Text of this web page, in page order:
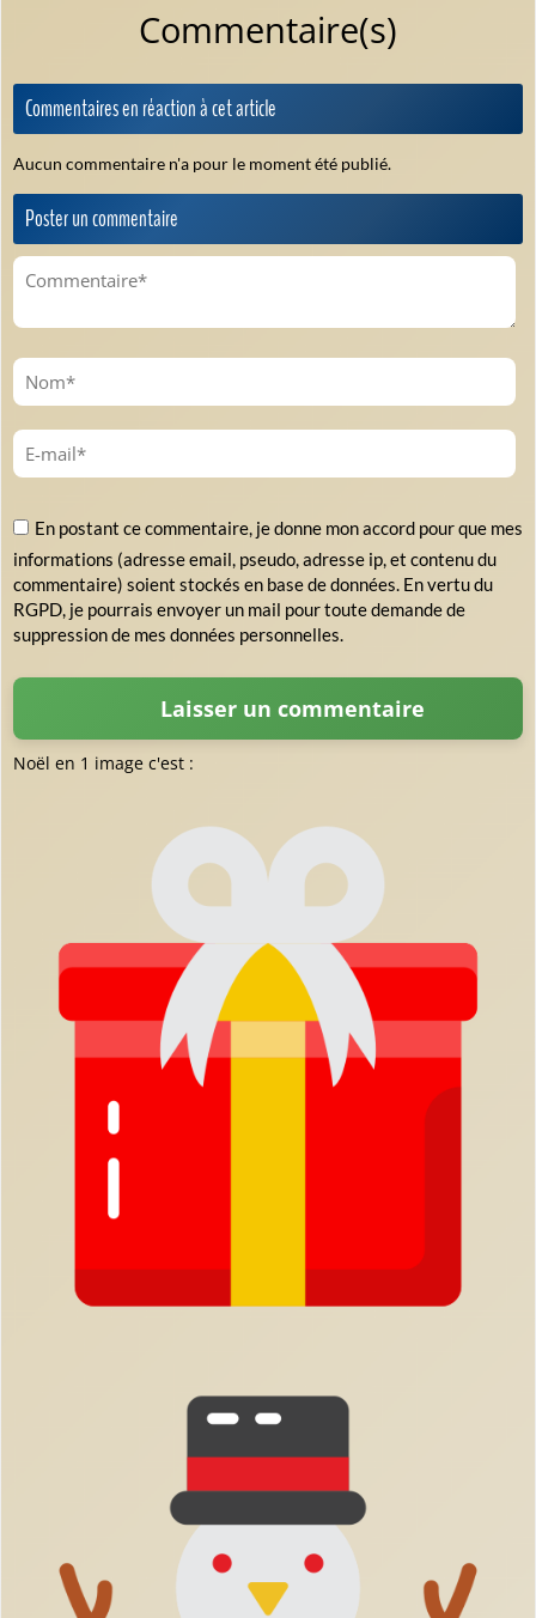
Commentaire(s)
Commentaires en réaction à cet article
Aucun commentaire n'a pour le moment été publié.
Poster un commentaire
En postant ce commentaire, je donne mon accord pour que mes
informations (adresse email, pseudo, adresse ip, et contenu du
commentaire) soient stockés en base de données. En vertu du
RGPD, je pourrais envoyer un mail pour toute demande de
suppression de mes données personnelles.
Noël en 1 image c'est :